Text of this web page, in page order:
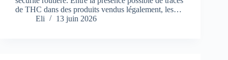
de THC dans des produits vendus légalement, les…
Eli
13 juin 2026